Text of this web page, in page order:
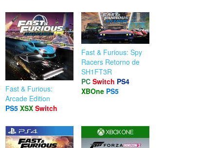
Fast & Furious:
Arcade Edition
PS5 XSX Switch
Fast & Furious: Spy
Racers Retorno de
SH1FT3R
PC Switch PS4
XBOne PS5